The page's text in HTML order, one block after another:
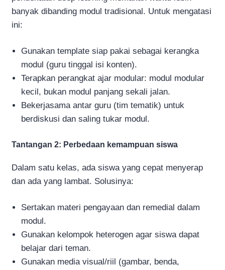
banyak dibanding modul tradisional. Untuk mengatasi
ini:
Gunakan template siap pakai sebagai kerangka
modul (guru tinggal isi konten).
Terapkan perangkat ajar modular: modul modular
kecil, bukan modul panjang sekali jalan.
Bekerjasama antar guru (tim tematik) untuk
berdiskusi dan saling tukar modul.
Tantangan 2: Perbedaan kemampuan siswa
Dalam satu kelas, ada siswa yang cepat menyerap
dan ada yang lambat. Solusinya:
Sertakan materi pengayaan dan remedial dalam
modul.
Gunakan kelompok heterogen agar siswa dapat
belajar dari teman.
Gunakan media visual/riil (gambar, benda,